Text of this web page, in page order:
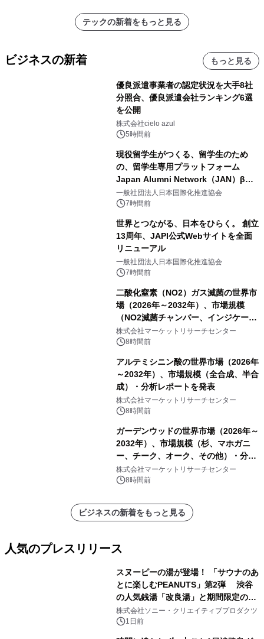
アーティストを フィーチャーしたアニ
メーションを公開～
テックの新着をもっと見る
ビジネスの新着 もっと見る
優良派遣事業者の認定状況を大手8社
分照合、優良派遣会社ランキング6選
を公開
株式会社cielo azul
5時間前
現役留学生がつくる、留学生のため
の、留学生専用プラットフォーム
Japan Alumni Network（JAN）β版
をリリース
一般社団法人日本国際化推進協会
7時間前
世界とつながる、日本をひらく。 創立
13周年、JAPI公式Webサイトを全面
リニューアル
一般社団法人日本国際化推進協会
7時間前
二酸化窒素（NO2）ガス滅菌の世界市
場（2026年～2032年）、市場規模
（NO2滅菌チャンバー、インジケータ
ーおよびモニタリングシステム、その
他）・分析レポートを発表
株式会社マーケットリサーチセンター
8時間前
アルテミシニン酸の世界市場（2026年
～2032年）、市場規模（全合成、半合
成）・分析レポートを発表
株式会社マーケットリサーチセンター
8時間前
ガーデンウッドの世界市場（2026年～
2032年）、市場規模（杉、マホガニ
ー、チーク、オーク、その他）・分析
レポートを発表
株式会社マーケットリサーチセンター
8時間前
ビジネスの新着をもっと見る
人気のプレスリリース
スヌーピーの湯が登場！ 「サウナのあ
とに楽しむPEANUTS」第2弾 渋谷
の人気銭湯「改良湯」と期間限定のコ
ラボレーション サウナイキタイコラ
ボグッズも発売決定！
株式会社ソニー・クリエイティブプロダクツ
1日前